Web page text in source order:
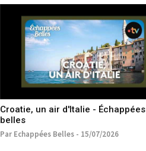
Croatie, un air d'Italie - Échappées
belles
Par Echappées Belles - 15/07/2026